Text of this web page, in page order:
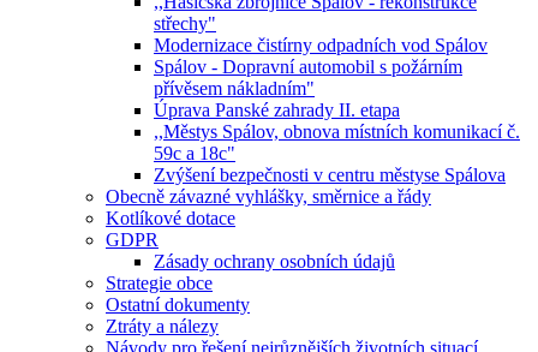
střechy"
Modernizace čistírny odpadních vod Spálov
Spálov - Dopravní automobil s požárním
přívěsem nákladním"
Úprava Panské zahrady II. etapa
,,Městys Spálov, obnova místních komunikací č.
59c a 18c"
Zvýšení bezpečnosti v centru městyse Spálova
Obecně závazné vyhlášky, směrnice a řády
Kotlíkové dotace
GDPR
Zásady ochrany osobních údajů
Strategie obce
Ostatní dokumenty
Ztráty a nálezy
Návody pro řešení nejrůznějších životních situací